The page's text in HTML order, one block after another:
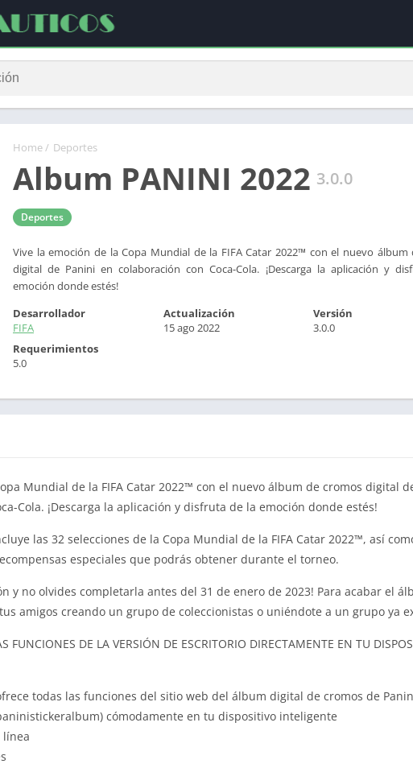
Home/ Deportes
Album PANINI 2022 3.0.0
Deportes
Vive la emoción de la Copa Mundial de la FIFA Catar 2022™ con el nuevo álbum
digital de Panini en colaboración con Coca-Cola. ¡Descarga la aplicación y
emoción donde estés!
Desarrollador
FIFA
Actualización
15 ago 2022
Versión
3.0.0
Requerimientos
5.0
Mundial de la FIFA Catar 2022™ con el nuevo álbum de cromos digital
Cola. ¡Descarga la aplicación y disfruta de la emoción donde estés!
las 32 selecciones de la Copa Mundial de la FIFA Catar 2022™, así
especiales que podrás obtener durante el torneo.
y no olvides completarla antes del 31 de enero de 2023! Para acabar el
amigos creando un grupo de coleccionistas o uniéndote a un grupo ya
FUNCIONES DE LA VERSIÓN DE ESCRITORIO DIRECTAMENTE EN TU
todas las funciones del sitio web del álbum digital de cromos de
cómodamente en tu dispositivo inteligente
línea